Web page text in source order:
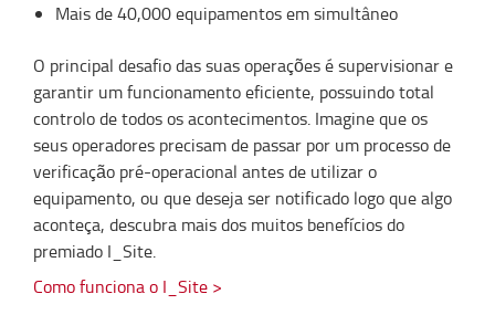
Mais de 40,000 equipamentos em simultâneo
O principal desafio das suas operações é supervisionar e
garantir um funcionamento eficiente, possuindo total
controlo de todos os acontecimentos. Imagine que os
seus operadores precisam de passar por um processo de
verificação pré-operacional antes de utilizar o
equipamento, ou que deseja ser notificado logo que algo
aconteça, descubra mais dos muitos benefícios do
premiado I_Site.
Como funciona o I_Site >